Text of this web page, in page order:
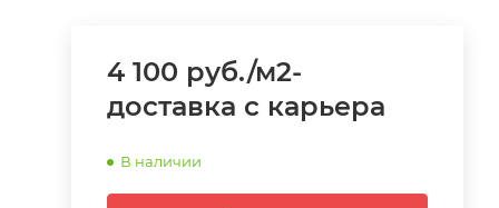
4 100 руб./м2-
доставка с карьера
В наличии